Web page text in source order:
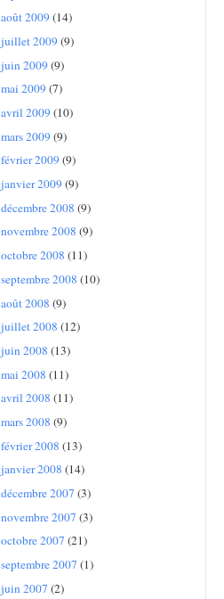
août 2009 (14)
juillet 2009 (9)
juin 2009 (9)
mai 2009 (7)
avril 2009 (10)
mars 2009 (9)
février 2009 (9)
janvier 2009 (9)
décembre 2008 (9)
novembre 2008 (9)
octobre 2008 (11)
septembre 2008 (10)
août 2008 (9)
juillet 2008 (12)
juin 2008 (13)
mai 2008 (11)
avril 2008 (11)
mars 2008 (9)
février 2008 (13)
janvier 2008 (14)
décembre 2007 (3)
novembre 2007 (3)
octobre 2007 (21)
septembre 2007 (1)
juin 2007 (2)